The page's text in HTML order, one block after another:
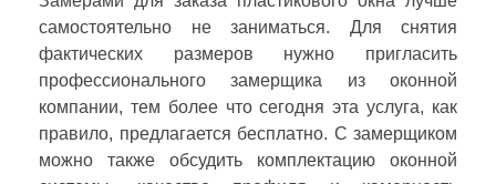
самостоятельно не заниматься. Для снятия
фактических размеров нужно пригласить
профессионального замерщика из оконной
компании, тем более что сегодня эта услуга, как
правило, предлагается бесплатно. С замерщиком
можно также обсудить комплектацию оконной